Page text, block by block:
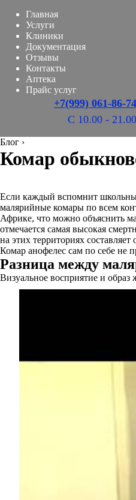
Главная
Услуги
Клиники
Документация
Отзывы
Контакты
Аптека
Прайс услуг
+7(999) 061-86-74
С 10.00 - 21.00
Блог ›
Комар
Если каждый вспомнит
малярийные комары по всем
Африке, что можно объяснить
отмечается самая высокая
на этих территориях
Комар анофелес сам по себе не
Разница между
Визуальное восприятие и